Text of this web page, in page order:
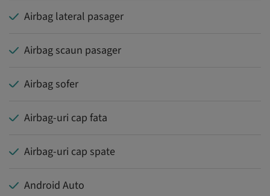
Airbag lateral pasager
Airbag scaun pasager
Airbag sofer
Airbag-uri cap fata
Airbag-uri cap spate
Android Auto